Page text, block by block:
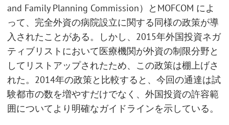
and Family Planning Commission）とMOFCOM によ
って、完全外資の病院設立に関する同様の政策が導
入されたことがある。しかし、2015年外国投資ネガ
ティブリストにおいて医療機関が外資の制限分野と
してリストアップされたため、この政策は棚上げさ
れた。2014年の政策と比較すると、今回の通達は試
験都市の数を増やすだけでなく、外国投資の許容範
囲についてより明確なガイドラインを示している。